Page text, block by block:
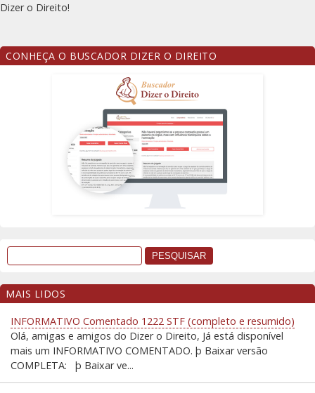
Dizer o Direito!
CONHEÇA O BUSCADOR DIZER O DIREITO
MAIS LIDOS
INFORMATIVO Comentado 1222 STF (completo e resumido)
Olá, amigas e amigos do Dizer o Direito, Já está disponível
mais um INFORMATIVO COMENTADO. þ Baixar versão
COMPLETA: þ Baixar ve...